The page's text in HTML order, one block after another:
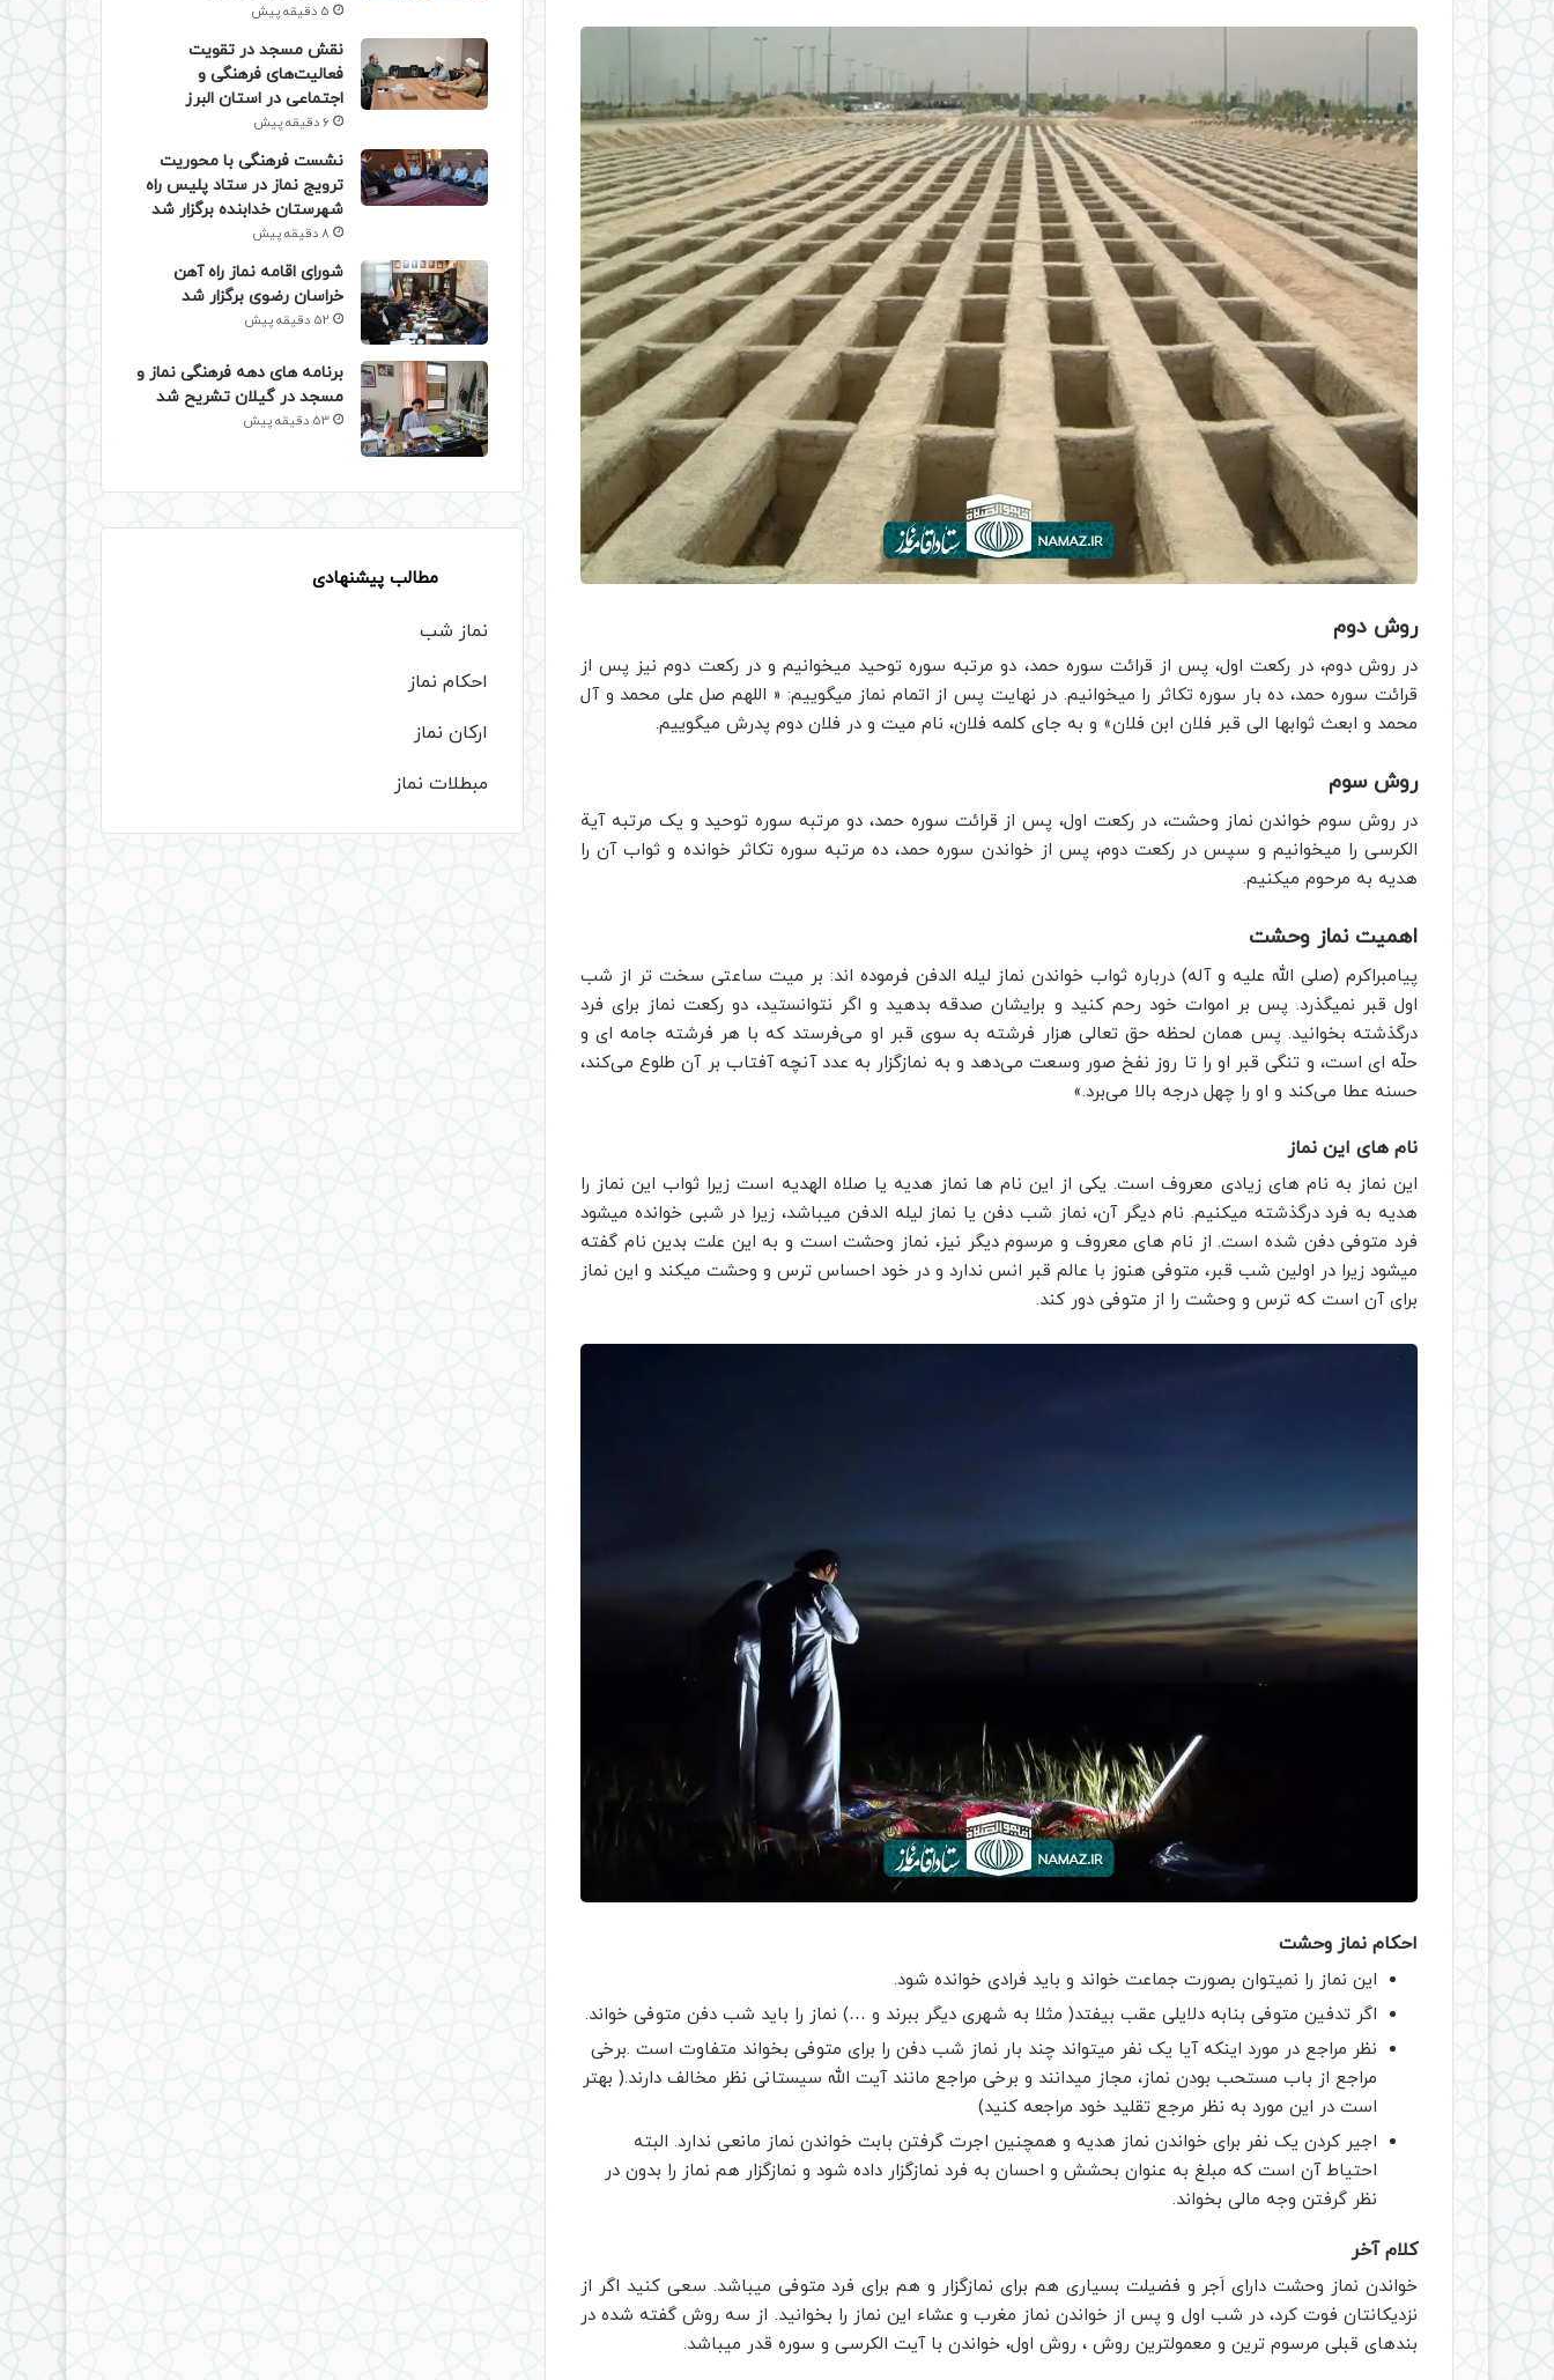
روش دوم
در روش دوم، در رکعت اول، پس از قرائت سوره حمد، دو مرتبه سوره توحید میخوانیم و در رکعت دوم نیز پس از
قرائت سوره حمد، ده بار سوره تکاثر را میخوانیم. در نهایت پس از اتمام نماز میگوییم: « اللهم صل علی محمد و آل
محمد و ابعث ثوابها الی قبر فلان ابن فلان» و به جای کلمه فلان، نام میت و در فلان دوم پدرش میگوییم.
روش سوم
در روش سوم خواندن نماز وحشت، در رکعت اول، پس از قرائت سوره حمد، دو مرتبه سوره توحید و یک مرتبه آیة
الکرسی را میخوانیم و سپس در رکعت دوم،‌ پس از خواندن سوره حمد، ده مرتبه سوره تکاثر خوانده و ثواب آن را
هدیه به مرحوم میکنیم.
اهمیت نماز وحشت
پیامبراکرم (صلی الله علیه و آله) درباره ثواب خواندن نماز لیله الدفن فرموده اند: بر میت ساعتی سخت تر از شب
اول قبر نمیگذرد. پس بر اموات خود رحم کنید و برایشان صدقه بدهید و اگر نتوانستید، دو رکعت نماز برای فرد
درگذشته بخوانید. پس همان لحظه حق تعالی هزار فرشته به سوی قبر او می‌فرستد که با هر فرشته جامه ‌ای و
حلّه ‌ای است، و تنگی قبر او را تا روز نفخ صور وسعت می‌دهد و به نمازگزار به عدد آنچه آفتاب بر آن طلوع می‌کند،
حسنه عطا می‌کند و او را چهل درجه بالا می‌برد.»
نام‎ های این نماز
این نماز به نام های زیادی معروف است. یکی از این نام ها نماز هدیه یا صلاه الهدیه است زیرا ثواب این نماز را
هدیه به فرد درگذشته میکنیم. نام دیگر آن، نماز شب دفن یا نماز لیله الدفن میباشد، زیرا در شبی خوانده میشود
فرد متوفی دفن شده است. از نام های معروف و مرسوم دیگر نیز، نماز وحشت است و به این علت بدین نام گفته
میشود زیرا در اولین شب قبر، متوفی هنوز با عالم قبر انس ندارد و در خود احساس ترس و وحشت میکند و این نماز
برای آن است که ترس و وحشت را از متوفی دور کند.
احکام نماز وحشت
این نماز را نمیتوان بصورت جماعت خواند و باید فرادی خوانده شود.
اگر تدفین متوفی بنابه دلایلی عقب بیفتد( مثلا به شهری دیگر ببرند و …) نماز را باید شب دفن متوفی خواند.
نظر مراجع در مورد اینکه آیا یک نفر میتواند چند بار نماز شب دفن را برای متوفی بخواند متفاوت است .برخی
مراجع از باب مستحب بودن نماز، مجاز میدانند و برخی مراجع مانند آیت الله سیستانی نظر مخالف دارند.( بهتر
است در این مورد به نظر مرجع تقلید خود مراجعه کنید)
اجیر کردن یک نفر برای خواندن نماز هدیه و همچنین اجرت گرفتن بابت خواندن نماز مانعی ندارد. البته
احتیاط آن است که مبلغ به عنوان بحشش و احسان به فرد نمازگزار داده شود و نمازگزار هم نماز را بدون در
نظر گرفتن وجه مالی بخواند.
کلام آخر
خواندن نماز وحشت دارای اَجر و فضیلت بسیاری هم برای نمازگزار و هم برای فرد متوفی میباشد. سعی کنید اگر از
نزدیکانتان فوت کرد، در شب اول و پس از خواندن نماز مغرب و عشاء این نماز را بخوانید. از سه روش گفته شده در
بندهای قبلی مرسوم ترین و معمولترین روش ، روش اول، خواندن با آیت الکرسی و سوره قدر میباشد.
5 دقیقه پیش
نقش مسجد در تقویت
فعالیت‌های فرهنگی و
اجتماعی در استان البرز
6 دقیقه پیش
نشست فرهنگی با محوریت
ترویج نماز در ستاد پلیس راه
شهرستان خدابنده برگزار شد
8 دقیقه پیش
شورای اقامه نماز راه آهن
خراسان رضوی برگزار شد
52 دقیقه پیش
برنامه های دهه فرهنگی نماز و
مسجد در گیلان تشریح شد
53 دقیقه پیش
مطالب پیشنهادی
نماز شب
احکام نماز
ارکان نماز
مبطلات نماز